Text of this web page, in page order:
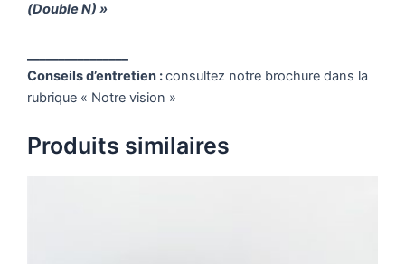
(Double N) »
Conseils d’entretien :consultez notre brochure dans la
rubrique « Notre vision »
Produits similaires